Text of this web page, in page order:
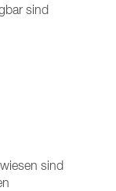
sind
sind